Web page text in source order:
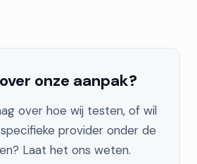
onze aanpak?
over hoe wij testen, of wil
provider onder de
Laat het ons weten.